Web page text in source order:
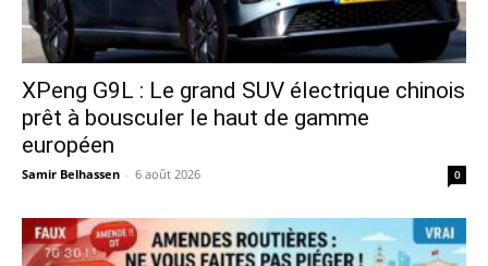
XPeng G9L : Le grand SUV électrique chinois
prêt à bousculer le haut de gamme
européen
Samir Belhassen - 6 août 2026 0